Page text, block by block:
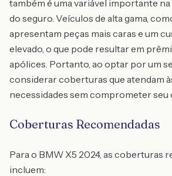
também é uma variável importante
do seguro. Veículos de alta gama,
apresentam peças mais caras e um
elevado, o que pode resultar em
apólices. Portanto, ao optar por um
considerar coberturas que atendam
necessidades sem comprometer seu
Coberturas Recomendadas
Para o BMW X5 2024, as coberturas
incluem: